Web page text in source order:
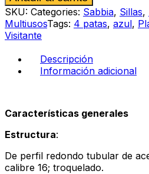
Sabbia
186
cr
azul
SKU: Categories: Sabbia, Sillas,
MultiusosTags: 4 patas, azul,
Visitante
Descripción
Información adicional
Características generales
Estructura:
De perfil redondo tubular de
calibre 16; troquelado.